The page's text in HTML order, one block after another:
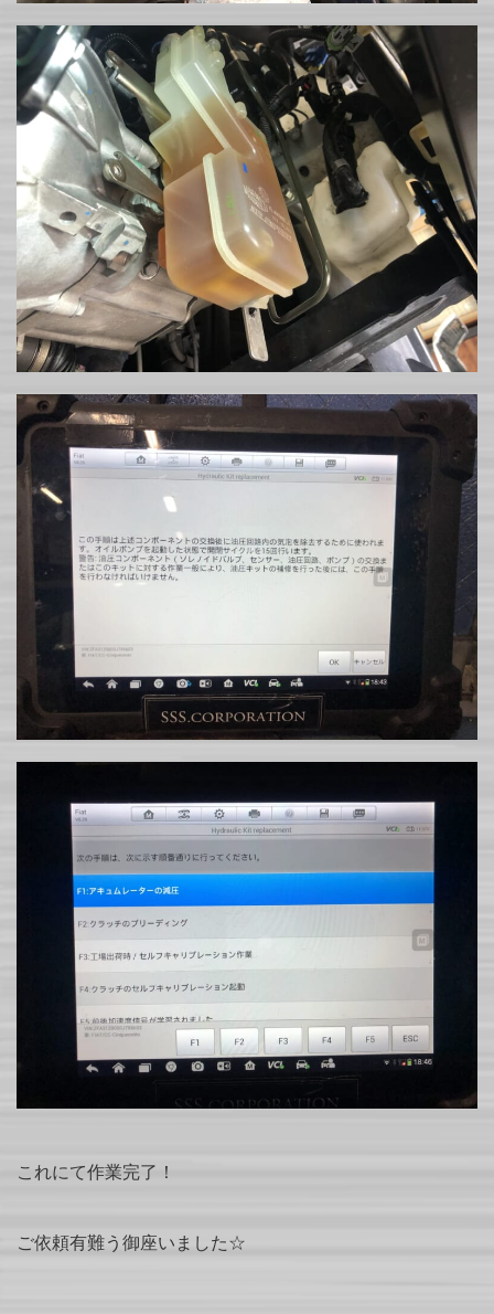
これにて作業完了！
ご依頼有難う御座いました☆